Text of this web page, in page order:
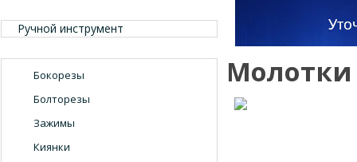
Ручной инструмент
Бокорезы
Болторезы
Зажимы
Киянки
Молотки